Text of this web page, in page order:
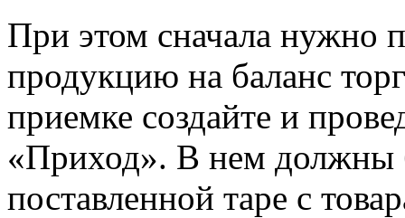
При этом сначала нужно
продукцию на баланс
приемке создайте и
«Приход». В нем должны
поставленной таре с